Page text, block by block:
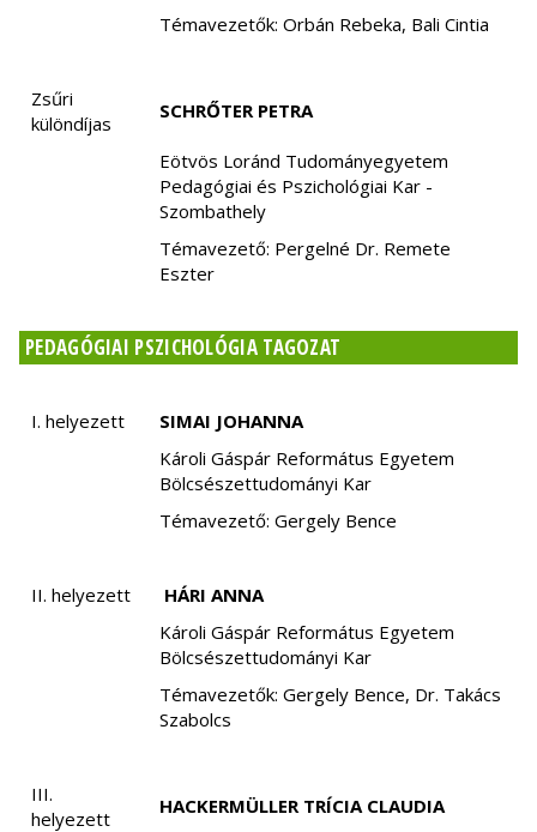
Témavezetők: Orbán Rebeka, Bali Cintia
Zsűri
különdíjas
SCHRŐTER PETRA
Eötvös Loránd Tudományegyetem
Pedagógiai és Pszichológiai Kar -
Szombathely
Témavezető: Pergelné Dr. Remete
Eszter
PEDAGÓGIAI PSZICHOLÓGIA TAGOZAT
I. helyezett
SIMAI JOHANNA
Károli Gáspár Református Egyetem
Bölcsészettudományi Kar
Témavezető: Gergely Bence
II. helyezett
HÁRI ANNA
Károli Gáspár Református Egyetem
Bölcsészettudományi Kar
Témavezetők: Gergely Bence, Dr. Takács
Szabolcs
III.
helyezett
HACKERMÜLLER TRÍCIA CLAUDIA